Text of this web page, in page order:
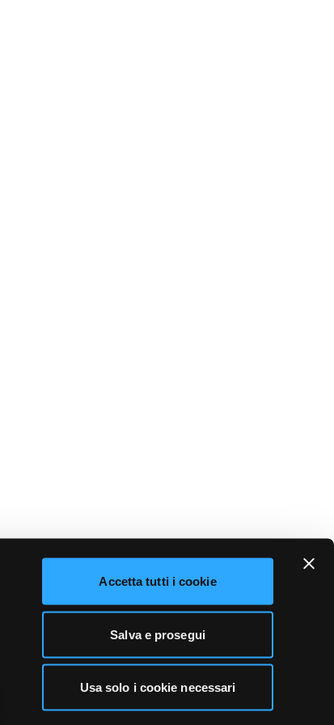
Accetta tutti i cookie
Salva e prosegui
Usa solo i cookie necessari